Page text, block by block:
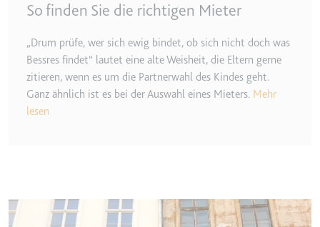
Typ:
HTML Local Storage
__Secure-ROLLOUT_TOKEN
Anbieter:
Typ:
HTTP-Cookie
So finden Sie die richtigen Mieter
„Drum prüfe, wer sich ewig bindet, ob sich nicht doch was
Bessres findet“ lautet eine alte Weisheit, die Eltern gerne
zitieren, wenn es um die Partnerwahl des Kindes geht.
Ganz ähnlich ist es bei der Auswahl eines Mieters. Mehr
lesen
Image